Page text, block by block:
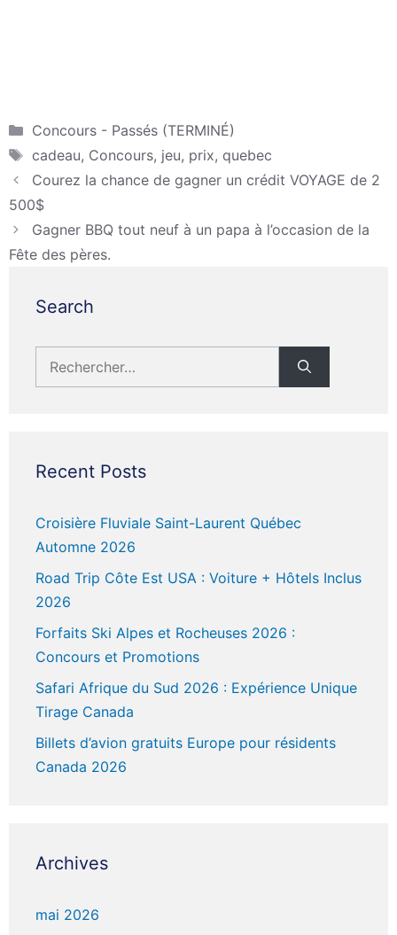
Catégories
Concours - Passés (TERMINÉ)
Étiquettes
cadeau, Concours, jeu, prix, quebec
Courez la chance de gagner un crédit VOYAGE de 2
500$
Gagner BBQ tout neuf à un papa à l’occasion de la
Fête des pères.
Search
Recent Posts
Croisière Fluviale Saint-Laurent Québec
Automne 2026
Road Trip Côte Est USA : Voiture + Hôtels Inclus
2026
Forfaits Ski Alpes et Rocheuses 2026 :
Concours et Promotions
Safari Afrique du Sud 2026 : Expérience Unique
Tirage Canada
Billets d’avion gratuits Europe pour résidents
Canada 2026
Archives
mai 2026